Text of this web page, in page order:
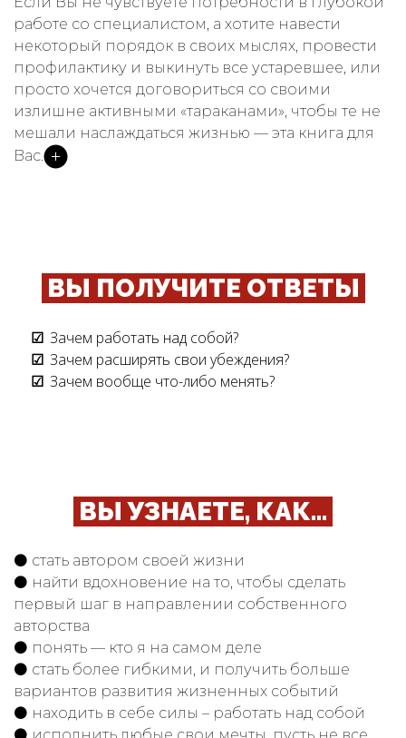
работе со специалистом, а хотите навести
некоторый порядок в своих мыслях, провести
профилактику и выкинуть все устаревшее, или
просто хочется договориться со своими
излишне активными «тараканами», чтобы те не
мешали наслаждаться жизнью — эта книга для
Вас.
ВЫ ПОЛУЧИТЕ ОТВЕТЫ
Зачем работать над собой?
Зачем расширять свои убеждения?
Зачем вообще что-либо менять?
ВЫ УЗНАЕТЕ, КАК...
⚫ стать автором своей жизни
⚫ найти вдохновение на то, чтобы сделать
первый шаг в направлении собственного
авторства
⚫ понять — кто я на самом деле
⚫ стать более гибкими, и получить больше
вариантов развития жизненных событий
⚫ находить в себе силы – работать над собой